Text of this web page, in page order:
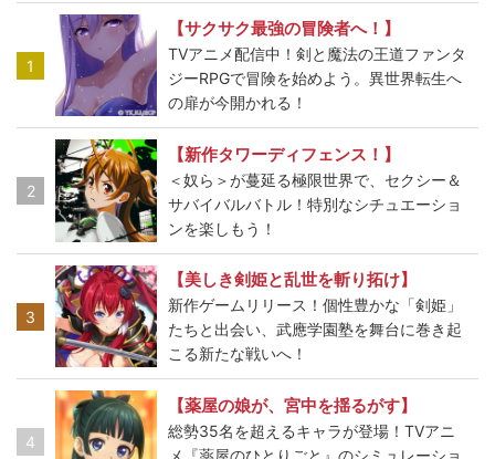
1
【サクサク最強の冒険者へ！】
TVアニメ配信中！剣と魔法の王道ファンタ
ジーRPGで冒険を始めよう。異世界転生へ
の扉が今開かれる！
2
【新作タワーディフェンス！】
＜奴ら＞が蔓延る極限世界で、セクシー＆
サバイバルバトル！特別なシチュエーショ
ンを楽しもう！
3
【美しき剣姫と乱世を斬り拓け】
新作ゲームリリース！個性豊かな「剣姫」
たちと出会い、武應学園塾を舞台に巻き起
こる新たな戦いへ！
4
【薬屋の娘が、宮中を揺るがす】
総勢35名を超えるキャラが登場！TVアニ
メ『薬屋のひとりごと』のシミュレーショ